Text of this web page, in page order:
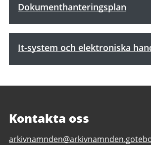
Dokumenthanteringsplan
It-system och elektroniska
Kontakta oss
E-